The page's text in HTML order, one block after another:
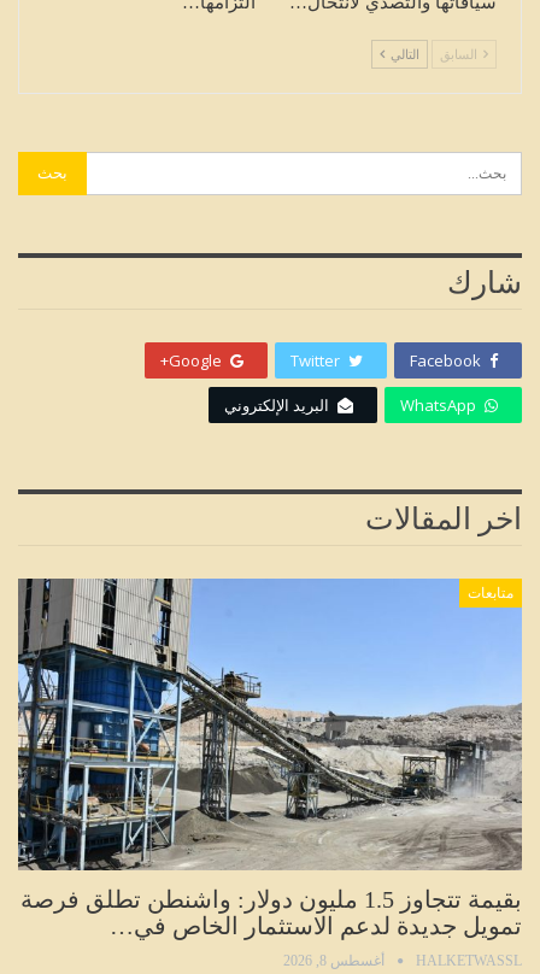
السابق التالي
شارك
Facebook
Twitter
Google+
WhatsApp البريد الإلكتروني
اخر المقالات
متابعات
بقيمة تتجاوز 1.5 مليون دولار: واشنطن تطلق فرصة
تمويل جديدة لدعم الاستثمار الخاص في…
HALKETWASSL أغسطس 8, 2026